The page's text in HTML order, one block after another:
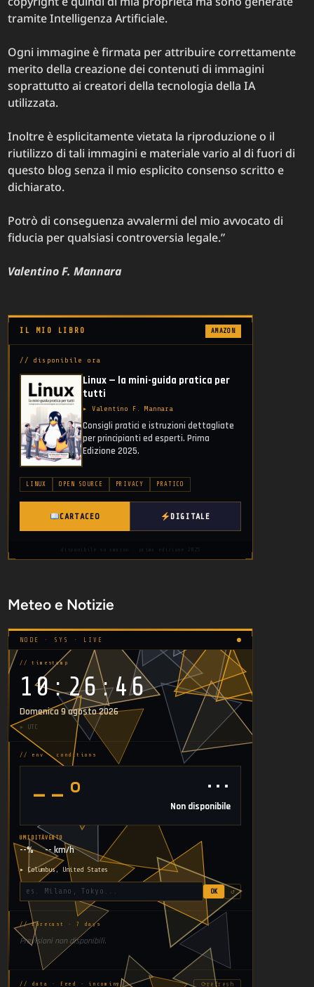
tramite Intelligenza Artificiale.
Ogni immagine è firmata per attribuire correttamente
merito della creazione dei contenuti di immagini
soprattutto ai creatori della tecnologia della IA
utilizzata.
Inoltre è esplicitamente vietata la riproduzione o il
riutilizzo di tali immagini e materiale vario al di fuori di
questo blog senza il mio esplicito consenso scritto e
dichiarato.
Potrò di conseguenza avvalermi del mio avvocato di
fiducia per qualsiasi controversia legale.”
Valentino F. Mannara
IL MIO LIBRO AMAZON
// disponibile ora
Linux — la mini-guida pratica per
tutti
▸ Valentino F. Mannara
Consigli pratici e istruzioni dettagliate
per principianti ed esperti. Prima
Edizione 2025.
LINUX OPEN SOURCE PRIVACY PRATICO
CARTACEO DIGITALE
Meteo e Notizie
NODE · SYS · LIVE
// timestamp
10:26:48
Domenica 9 agosto 2026
▸ UTC
// env · conditions
--° ⋯
Non disponibile
UMIDITÀ
--%
VENTO
-- km/h
▸ Columbus, United States
OK ↺
// forecast · 7 days
Previsioni non disponibili.
// data · feed · incoming ⟳refresh